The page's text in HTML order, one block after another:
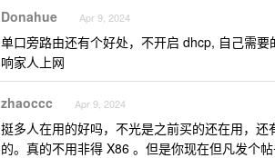
Donahue Apr 9, 2024
单口旁路由还有个好处，不开启 dhcp, 自己需
响家人上网
zhaoccc Apr 9, 2024
挺多人在用的好吗，不光是之前买的还在用，
的。真的不用非得 X86 。但是你现在但凡发个